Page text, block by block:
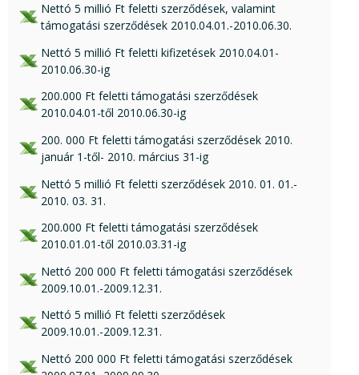
xls csatolmány:
Nettó 5 millió Ft feletti szerződések, valamint
támogatási szerződések 2010.04.01.-2010.06.30.
xls csatolmány:
Nettó 5 millió Ft feletti kifizetések 2010.04.01-
2010.06.30-ig
xls csatolmány:
200.000 Ft feletti támogatási szerződések
2010.04.01-től 2010.06.30-ig
xls csatolmány:
200. 000 Ft feletti támogatási szerződések 2010.
január 1-től- 2010. március 31-ig
xls csatolmány:
Nettó 5 millió Ft feletti szerződések 2010. 01. 01.-
2010. 03. 31.
xls csatolmány:
200.000 Ft feletti támogatási szerződések
2010.01.01-től 2010.03.31-ig
xls csatolmány:
Nettó 200 000 Ft feletti támogatási szerződések
2009.10.01.-2009.12.31.
xls csatolmány:
Nettó 5 millió Ft feletti szerződések
2009.10.01.-2009.12.31.
xls csatolmány:
Nettó 200 000 Ft feletti támogatási szerződések